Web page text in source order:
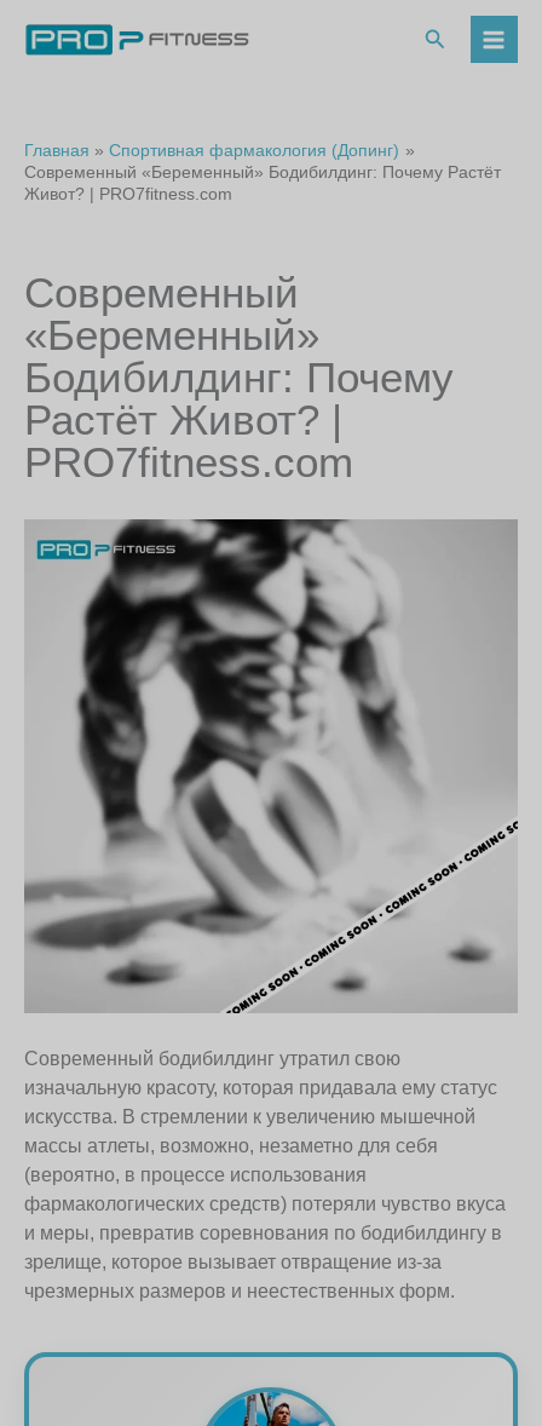
содержимому
Поиск
Главная
Спортивная фармакология (Допинг)
Современный «Беременный» Бодибилдинг: Почему Растёт
Живот? | PRO7fitness.com
Современный
«Беременный»
Бодибилдинг: Почему
Растёт Живот? |
PRO7fitness.com
Современный бодибилдинг утратил свою
изначальную красоту, которая придавала ему статус
искусства. В стремлении к увеличению мышечной
массы атлеты, возможно, незаметно для себя
(вероятно, в процессе использования
фармакологических средств) потеряли чувство вкуса
и меры, превратив соревнования по бодибилдингу в
зрелище, которое вызывает отвращение из-за
чрезмерных размеров и неестественных форм.